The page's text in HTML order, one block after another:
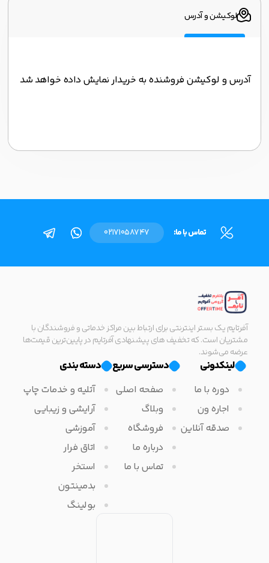
لوکیشن و آدرس
آدرس و لوکیشن فروشنده به خریدار نمایش داده خواهد شد
تماس با ما: 02171058747
آفرتایم یک بستر اینترنتی برای ارتباط بین مراکز خدماتی و فروشندگان با
مشتریان است. که تخفیف های پیشنهادی آفرتایم در پایین‌ترین قیمت‌ها
عرضه می‌شوند.
لینکدونی
دوره با ما
اجاره ون
صدقه آنلاین
دسترسی سریع
صفحه اصلی
وبلاگ
فروشگاه
درباره ما
تماس با ما
دسته بندی
آتلیه و خدمات چاپ
آرایشی و زیبایی
آموزشی
اتاق فرار
استخر
بدمینتون
بولینگ